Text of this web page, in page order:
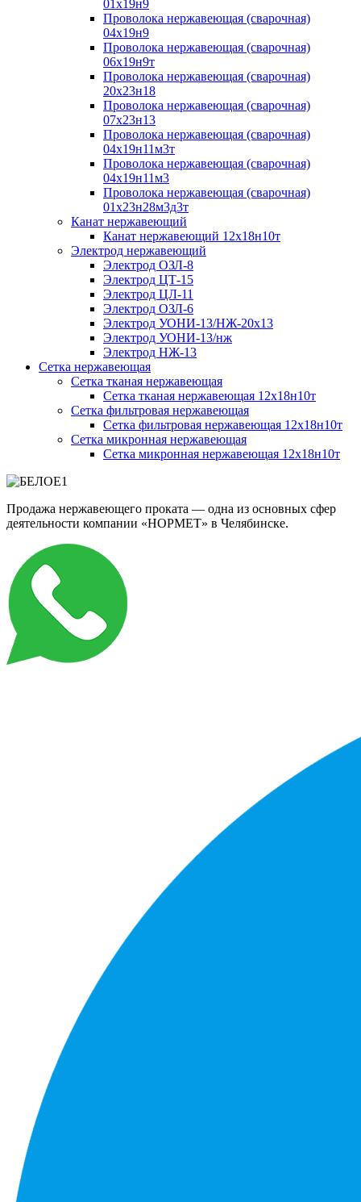
01х19н9
Проволока нержавеющая (сварочная)
04х19н9
Проволока нержавеющая (сварочная)
06х19н9т
Проволока нержавеющая (сварочная)
20х23н18
Проволока нержавеющая (сварочная)
07х23н13
Проволока нержавеющая (сварочная)
04х19н11м3т
Проволока нержавеющая (сварочная)
04х19н11м3
Проволока нержавеющая (сварочная)
01х23н28м3д3т
Канат нержавеющий
Канат нержавеющий 12х18н10т
Электрод нержавеющий
Электрод ОЗЛ-8
Электрод ЦТ-15
Электрод ЦЛ-11
Электрод ОЗЛ-6
Электрод УОНИ-13/НЖ-20х13
Электрод УОНИ-13/нж
Электрод НЖ-13
Сетка нержавеющая
Сетка тканая нержавеющая
Сетка тканая нержавеющая 12х18н10т
Сетка фильтровая нержавеющая
Сетка фильтровая нержавеющая 12х18н10т
Сетка микронная нержавеющая
Сетка микронная нержавеющая 12х18н10т
Продажа нержавеющего проката — одна из основных сфер
деятельности компании «НОРМЕТ» в Челябинске.